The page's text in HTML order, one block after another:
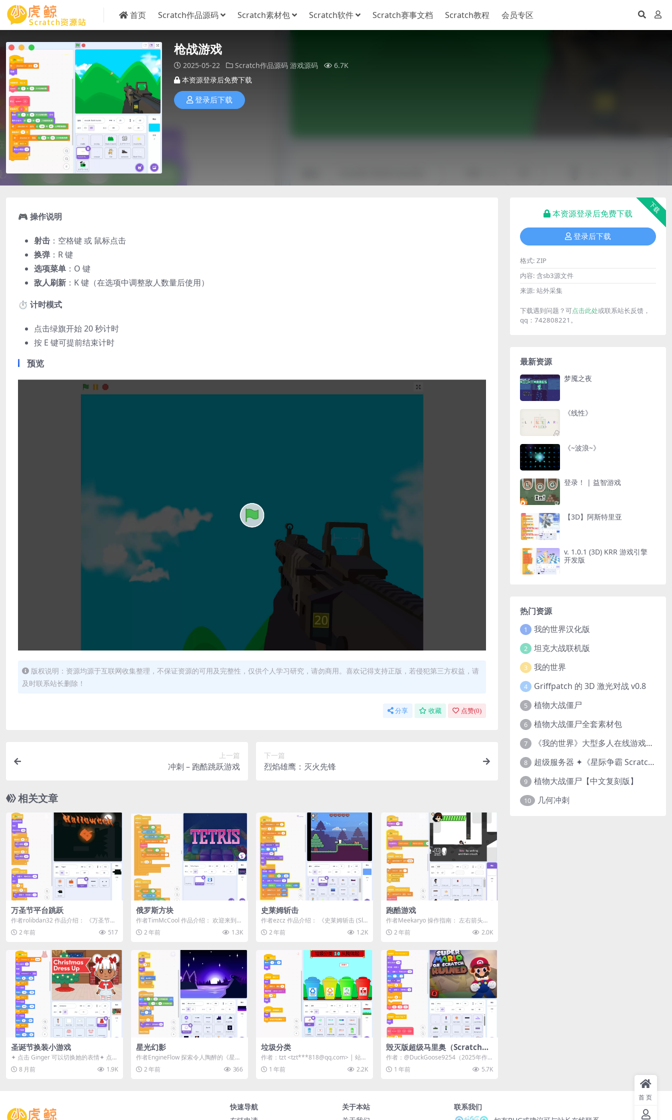
首页 Scratch作品源码 Scratch素材包 Scratch软件 Scratch赛事文档 Scratch教程 会员专区
枪战游戏
2025-05-22 Scratch作品源码 游戏源码
6.7K
本资源登录后免费下载
登录后下载
🎮 操作说明​
​射击​ ​：空格键 或 鼠标点击
​换弹​ ​：R 键
​选项菜单​ ​：O 键
​敌人刷新​ ​：K 键（在选项中调整敌人数量后使用）
​⏱️ 计时模式​
点击绿旗开始 20 秒计时
按 E 键可提前结束计时
预览
版权说明：资源均源于互联网收集整理，不保证资源的可用及完整性，仅供个人学习研究，请勿商用。喜欢记得支持正版，若侵犯第三方权益，请
及时联系站长删除！
分享 收藏 点赞(0)
上一篇
冲刺 – 跑酷跳跃游戏
下一篇
烈焰雄鹰：灭火先锋
相关文章
万圣节平台跳跃
作者rolibdan32 作品介绍： 《万圣节平
台跳跃 (Halloween &...
2 年前 517
俄罗斯方块
作者TimMcCool 作品介绍： 欢迎来到
俄罗斯方块！🎮 这是一个基于Scr...
2 年前 1.3K
史莱姆斩击
作者ezcz 作品介绍： 《史莱姆斩击 (Sli
me Slash)》是一款基于滚...
2 年前 1.2K
跑酷游戏
作者Meekaryo 操作指南： 左右箭头键
– 移动 上箭头 &#...
2 年前 2.0K
圣诞节换装小游戏
✦ 点击 Ginger 可以切换她的表情✦ 点击
她的头发和刘海可以更换发型✦ 打...
8 月前 1.9K
星光幻影
作者EngineFlow 探索令人陶醉的《星光
幻影》，一款充满艺术气息的视觉效果...
2 年前 366
垃圾分类
作者：tzt <tzt***818@qq.com> | 站内
用户投稿...
1 年前 2.2K
毁灭版超级马里奥（Scratch特
别版）
作者：@DuckGoose9254（2025年作
品） 游戏简介 欢迎来到《毁灭版...
1 年前 5.7K
下载
本资源登录后免费下载
登录后下载
格式: ZIP
内容: 含sb3源文件
来源: 站外采集
下载遇到问题？可点击此处或联系站长反馈，
qq：742808221。
最新资源
梦魇之夜
《线性》
《~波浪~》
登录！ | 益智游戏
【3D】阿斯特里亚
v. 1.0.1 (3D) KRR 游戏引擎
开发版
热门资源
1 我的世界汉化版
2 坦克大战联机版
3 我的世界
4 Griffpatch 的 3D 激光对战 v0.8
5 植物大战僵尸
6 植物大战僵尸全套素材包
7 《我的世界》大型多人在线游戏（MMO）v1.7
8 超级服务器 ✦《星际争霸 Scratch（经典版本）》
9 植物大战僵尸【中文复刻版】
10 几何冲刺
快速导航
关于本站
联系我们
首页